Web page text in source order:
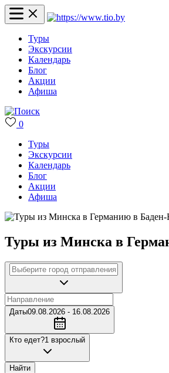
Туры
Экскурсии
Календарь
Блог
Акции
Афиша
0
Туры
Экскурсии
Календарь
Блог
Акции
Афиша
Туры из Минска в
Даты09.08.2026 - 16.08.2026
Кто едет?1 взрослый
Найти